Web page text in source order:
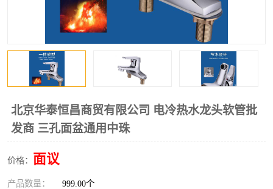
北京华泰恒昌商贸有限公司 电冷热水龙头软管批
发商 三孔面盆通用中珠
价格： 面议
产品数量： 999.00个